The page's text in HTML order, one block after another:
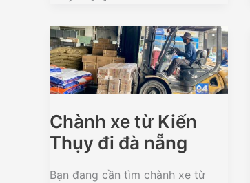
Chành xe từ Kiến
Thụy đi đà nẵng
Bạn đang cần tìm chành xe từ